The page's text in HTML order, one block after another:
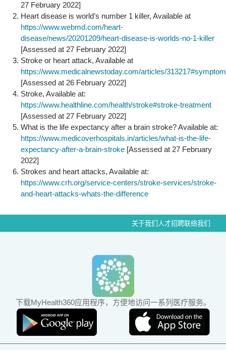
27 February 2022]
Heart disease is world’s number 1 killer, Available at
https://www.webmd.com/heart-
disease/news/20201209/heart-disease-is-worlds-no-1-killer
[Assessed at 27 February 2022]
Stroke or heart attack, Available at
https://www.medicalnewstoday.com/articles/
[Assessed at 26 February 2022]
Stroke, Available at:
https://www.healthline.com/health/stroke#stroke-treatment
[Assessed at 27 February 2022]
What is the life expectancy after a brain stroke? Available at:
https://www.medicoverhospitals.in/articles/what-is-the-life-
expectancy-after-a-brain-stroke [Assessed at 27 February
2022]
Strokes and heart attacks, Available at:
https://www.crh.org/service-centers/stroke-services/stroke-
and-heart-attacks-whats-the-difference
关于我们 人才招聘联络我们
下载MyHealth360应用程序，方便地访问一系列医疗服务。